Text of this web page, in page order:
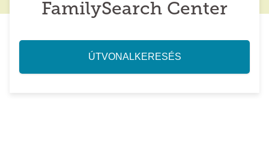
FamilySearch Center
ÚTVONALKERESÉS